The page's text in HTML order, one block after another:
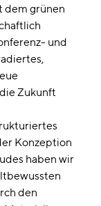
dem grünen
und
Zukunft
Konzeption
haben wir
den